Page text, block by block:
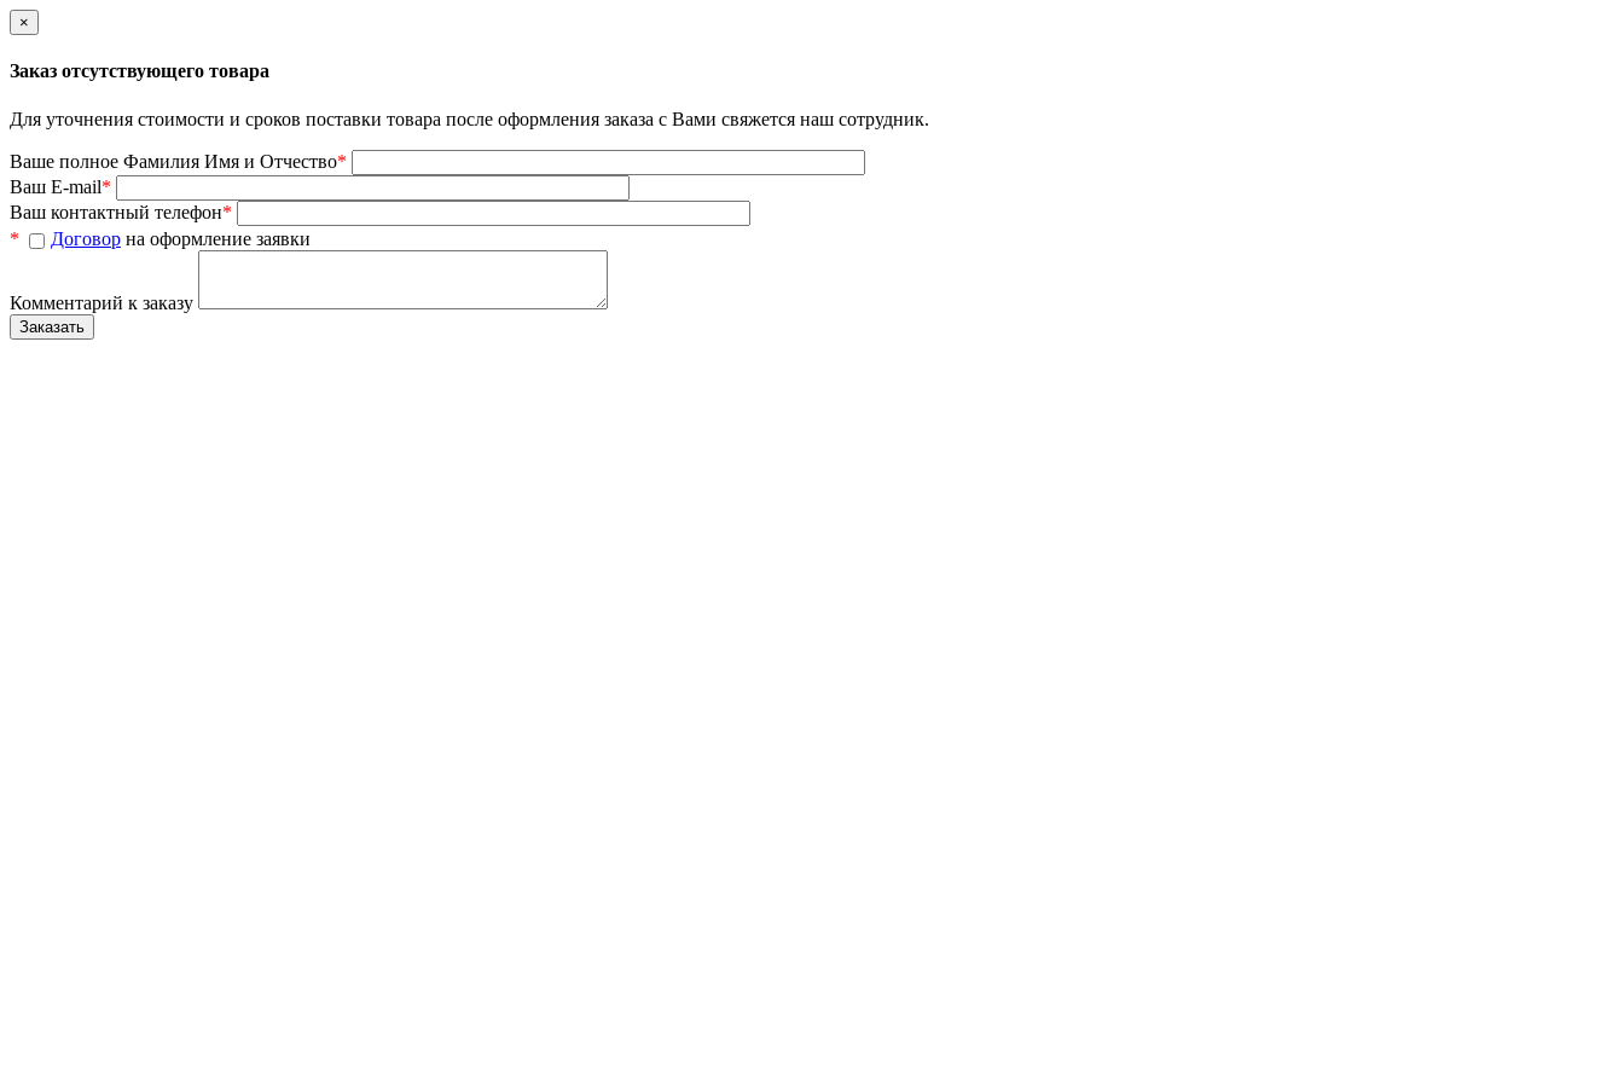
×
Заказ отсутствующего товара
Для уточнения стоимости и сроков поставки товара после оформления заказа с Вами свяжется наш сотрудник.
Ваше полное Фамилия Имя и Отчество*
Ваш E-mail*
Ваш контактный телефон*
*
Договор на оформление заявки
Комментарий к заказу